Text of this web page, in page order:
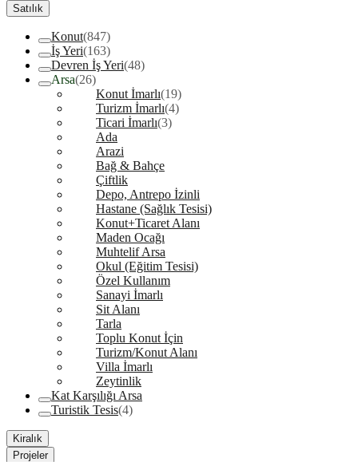
Satılık
Konut(847)
İş Yeri(163)
Devren İş Yeri(48)
Arsa(26)
Konut İmarlı(19)
Turizm İmarlı(4)
Ticari İmarlı(3)
Ada
Arazi
Bağ & Bahçe
Çiftlik
Depo, Antrepo İzinli
Hastane (Sağlık Tesisi)
Konut+Ticaret Alanı
Maden Ocağı
Muhtelif Arsa
Okul (Eğitim Tesisi)
Özel Kullanım
Sanayi İmarlı
Sit Alanı
Tarla
Toplu Konut İçin
Turizm/Konut Alanı
Villa İmarlı
Zeytinlik
Kat Karşılığı Arsa
Turistik Tesis(4)
Kiralık
Projeler